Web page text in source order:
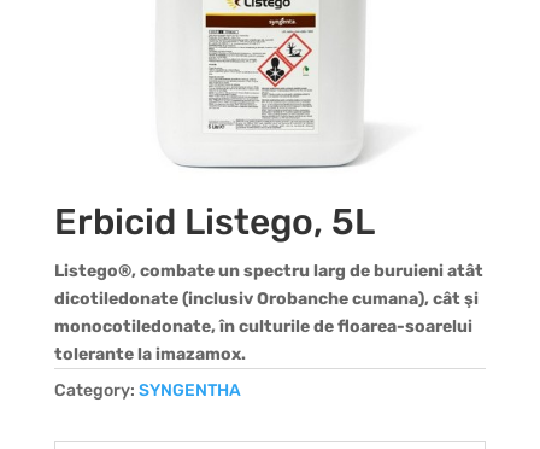
Erbicid Listego, 5L
Listego®, combate un spectru larg de buruieni atât
dicotiledonate (inclusiv Orobanche cumana), cât şi
monocotiledonate, în culturile de floarea-soarelui
tolerante la imazamox.
Category: SYNGENTHA